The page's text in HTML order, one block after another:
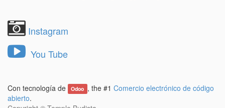
Instagram
You Tube
Con tecnología de Odoo , the #1 Comercio electrónico de código
abierto.